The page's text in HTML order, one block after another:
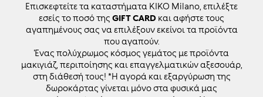
Επισκεφτείτε τα καταστήματα KIKO Milano, επιλέξτε
εσείς το ποσό της GIFT CARD και αφήστε τους
αγαπημένους σας να επιλέξουν εκείνοι τα προϊόντα
που αγαπούν.
Ένας πολύχρωμος κόσμος γεμάτος με προϊόντα
μακιγιάζ, περιποίησης και επαγγελματικών αξεσουάρ,
στη διάθεσή τους! *Η αγορά και εξαργύρωση της
δωροκάρτας γίνεται μόνο στα φυσικά μας